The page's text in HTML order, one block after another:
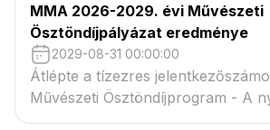
MMA 2026-2029. évi Művészeti
Ösztöndíjpályázat eredménye
2029-08-31 00:00:00
Átlépte a tízezres
Művészeti Ösztöndíjprogram - A
tartaléklistás pályázók névsora